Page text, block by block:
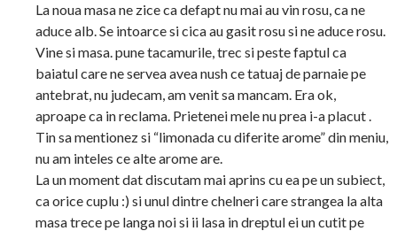
La noua masa ne zice ca defapt nu mai au vin rosu, ca ne
aduce alb. Se intoarce si cica au gasit rosu si ne aduce rosu.
Vine si masa. pune tacamurile, trec si peste faptul ca
baiatul care ne servea avea nush ce tatuaj de parnaie pe
antebrat, nu judecam, am venit sa mancam. Era ok,
aproape ca in reclama. Prietenei mele nu prea i-a placut .
Tin sa mentionez si “limonada cu diferite arome” din meniu,
nu am inteles ce alte arome are.
La un moment dat discutam mai aprins cu ea pe un subiect,
ca orice cuplu :) si unul dintre chelneri care strangea la alta
masa trece pe langa noi si ii lasa in dreptul ei un cutit pe